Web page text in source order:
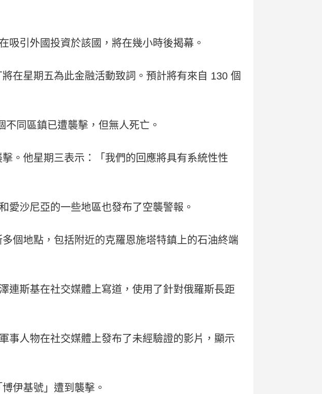
吸引外國投資於該國，將在幾小時後揭幕。
在星期五為此金融活動致詞。預計將有來自 130 個
同區鎮已遭襲擊，但無人死亡。
。他星期三表示：「我們的回應將具有系統性性
愛沙尼亞的一些地區也發布了空襲警報。
個地點，包括附近的克羅恩施塔特鎮上的石油終端
連斯基在社交媒體上寫道，使用了針對俄羅斯長距
事人物在社交媒體上發布了未經驗證的影片，顯示
伊基號」遭到襲擊。